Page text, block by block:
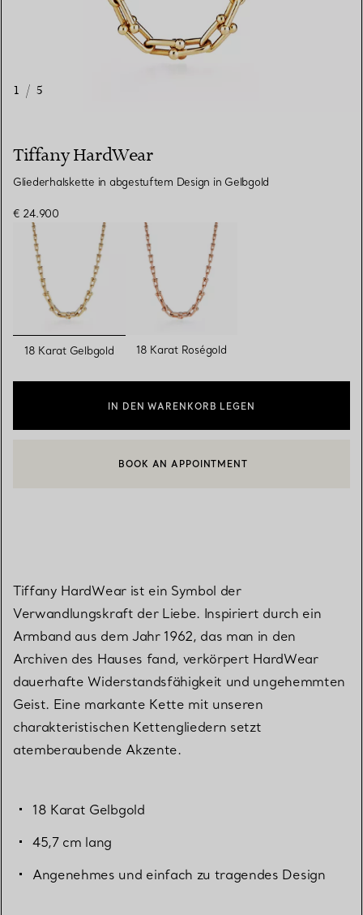
1 / 5
Tiffany HardWear
Gliederhalskette in abgestuftem Design in Gelbgold
€ 24.900
ausgewählt
18 Karat Gelbgold 18 Karat Roségold
IN DEN WARENKORB LEGEN
EINEN KUNDENBERATER KONTAKTIEREN ODER EINEN
BOOK AN APPOINTMENT
Tiffany HardWear ist ein Symbol der
Verwandlungskraft der Liebe. Inspiriert durch ein
Armband aus dem Jahr 1962, das man in den
Archiven des Hauses fand, verkörpert HardWear
dauerhafte Widerstandsfähigkeit und ungehemmten
Geist. Eine markante Kette mit unseren
charakteristischen Kettengliedern setzt
atemberaubende Akzente.
18 Karat Gelbgold
45,7 cm lang
Angenehmes und einfach zu tragendes Design